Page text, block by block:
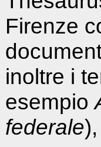
Firenze
inoltre i
esempio
federale